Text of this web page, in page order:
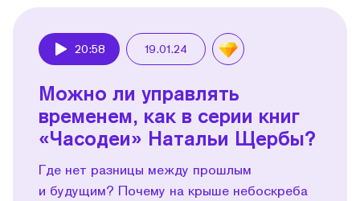
20:58 19.01.24
Можно ли управлять
временем, как в серии книг
«Часодеи» Натальи Щербы?
Где нет разницы между прошлым
и будущим? Почему на крыше небоскреба